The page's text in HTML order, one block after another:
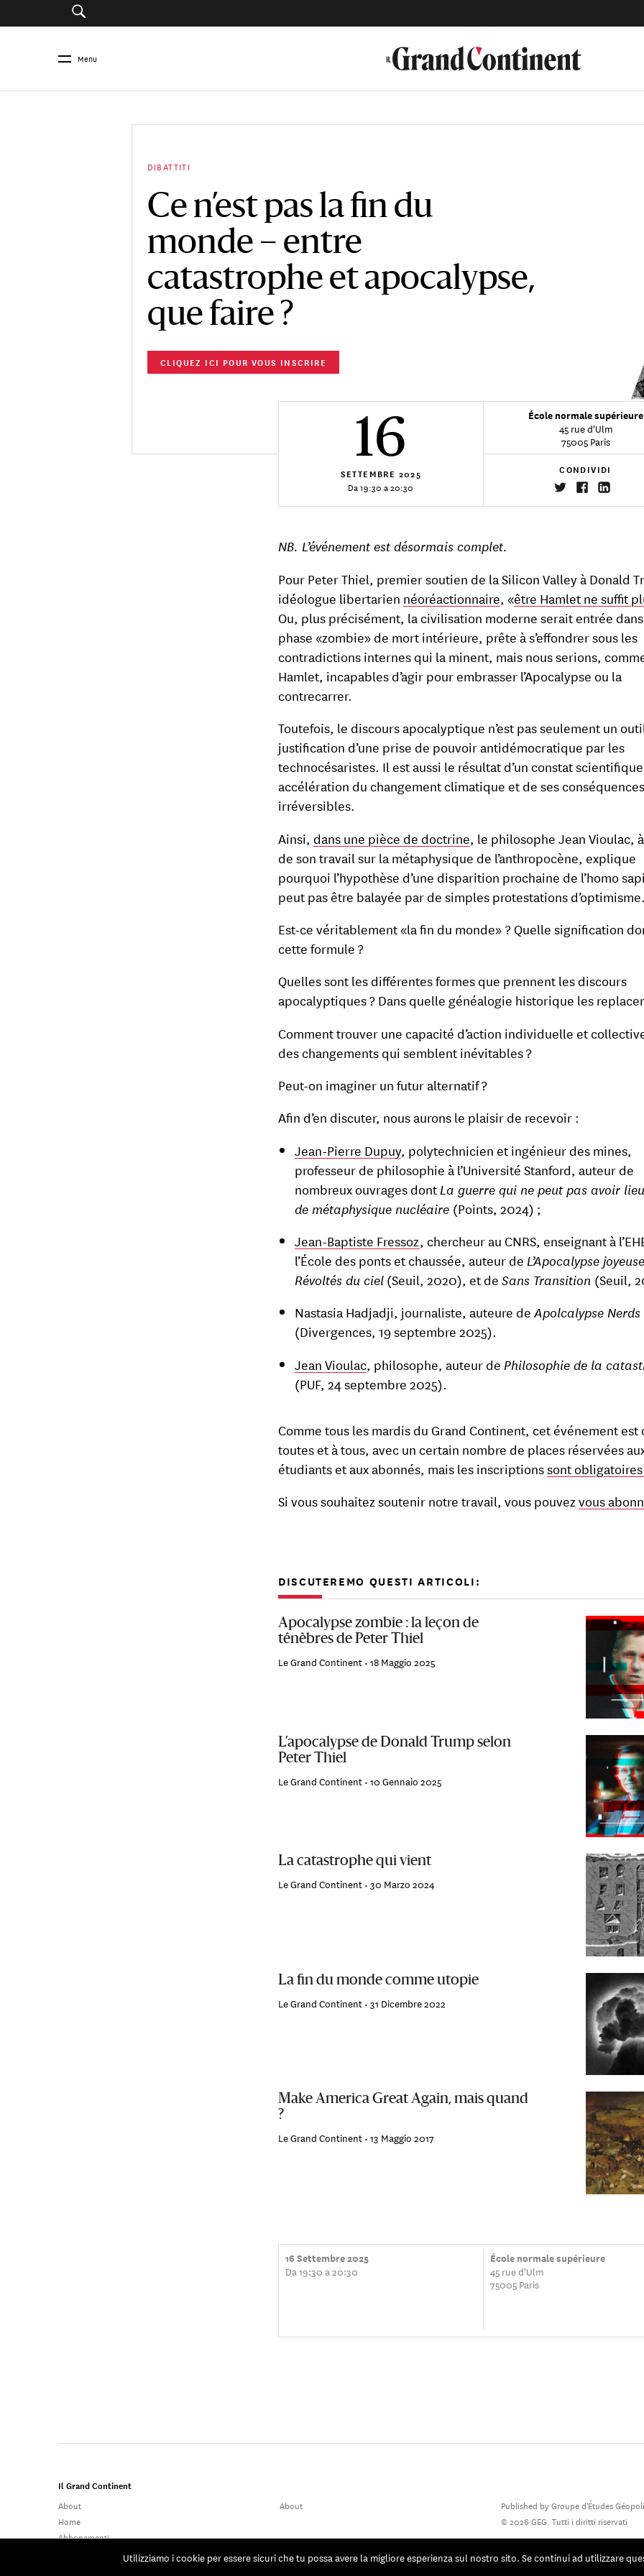
Menu
DIBATTITI
Ce n’est pas la fin du
monde – entre
catastrophe et apocalypse,
que faire ?
CLIQUEZ ICI POUR VOUS INSCRIRE
16
SETTEMBRE 2025
Da 19:30 a 20:30
École normale supérieure
45 rue d'Ulm
75005 Paris
CONDIVIDI
NB. L’événement est désormais complet.
Pour Peter Thiel, premier soutien de la Silicon Valley à Donald
idéologue libertarien néoréactionnaire, «être Hamlet ne suffit
Ou, plus précisément, la civilisation moderne serait entrée
phase «zombie» de mort intérieure, prête à s’effondrer sous les
contradictions internes qui la minent, mais nous serions,
Hamlet, incapables d’agir pour embrasser l’Apocalypse ou la
contrecarrer.
Toutefois, le discours apocalyptique n’est pas seulement un
justification d’une prise de pouvoir antidémocratique par les
technocésaristes. Il est aussi le résultat d’un constat scientifique
accélération du changement climatique et de ses conséquences
irréversibles.
Ainsi, dans une pièce de doctrine, le philosophe Jean Vioulac,
de son travail sur la métaphysique de l’anthropocène, explique
pourquoi l’hypothèse d’une disparition prochaine de l’homo
peut pas être balayée par de simples protestations d’optimisme.
Est-ce véritablement «la fin du monde»? Quelle signification
cette formule ?
Quelles sont les différentes formes que prennent les discours
apocalyptiques ? Dans quelle généalogie historique les
Comment trouver une capacité d’action individuelle et
des changements qui semblent inévitables ?
Peut-on imaginer un futur alternatif ?
Afin d’en discuter, nous aurons le plaisir de recevoir :
Jean-Pierre Dupuy, polytechnicien et ingénieur des mines,
professeur de philosophie à l’Université Stanford, auteur de
nombreux ouvrages dontLa guerre qui ne peut pas avoir
de métaphysique nucléaire (Points, 2024) ;
Jean-Baptiste Fressoz, chercheur au CNRS, enseignant à
l’École des ponts et chaussée, auteur deL’Apocalypse
Révoltés du ciel(Seuil, 2020), et deSans Transition (Seuil,
Nastasia Hadjadji, journaliste, auteure deApolcalypse Nerds
(Divergences, 19 septembre 2025).
Jean Vioulac, philosophe, auteur dePhilosophie de la
(PUF, 24 septembre 2025).
Comme tous les mardis du Grand Continent, cet événement est
toutes et à tous, avec un certain nombre de places réservées
étudiants et aux abonnés, mais les inscriptionssont
Si vous souhaitez soutenir notre travail, vous pouvezvous
DISCUTEREMO QUESTI ARTICOLI:
Apocalypse zombie : la leçon de
ténèbres de Peter Thiel
Le Grand Continent •18 Maggio 2025
L’apocalypse de Donald Trump selon
Peter Thiel
Le Grand Continent •10 Gennaio 2025
La catastrophe qui vient
Le Grand Continent •30 Marzo 2024
La fin du monde comme utopie
Le Grand Continent •31 Dicembre 2022
Make America Great Again, mais quand
?
Le Grand Continent •13 Maggio 2017
16 Settembre 2025
Da 19:30 a 20:30
École normale supérieure
45 rue d'Ulm
75005 Paris
Il Grand Continent
About
Home
Abbonamenti
About
Published by Groupe d'Études
© 2026 GEG. Tutti i diritti riservati
Utilizziamo i cookie per essere sicuri che tu possa avere la migliore esperienza sul nostro sito. Se continui ad utilizzare